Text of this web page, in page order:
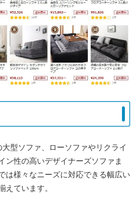
型ソファ、ローソファやリクライ
ン性の高いデザイナーズソファま
は様々なニーズに対応できる幅広い
えています。